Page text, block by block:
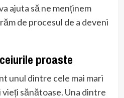
ajuta să ne menținem
de procesul de a deveni
proaste
unul dintre cele mai mari
sănătoase. Una dintre